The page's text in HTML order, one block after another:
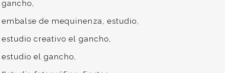
gancho
embalse de mequinenza estudio
estudio creativo el gancho
estudio el gancho